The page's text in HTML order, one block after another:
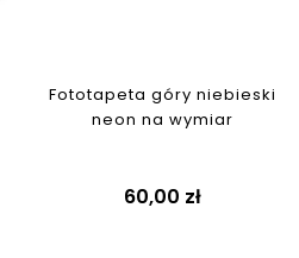
Fototapeta góry niebieski
neon na wymiar
60,00 zł